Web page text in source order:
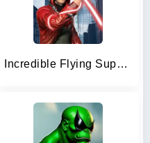
Incredible Flying SuperHero 3D